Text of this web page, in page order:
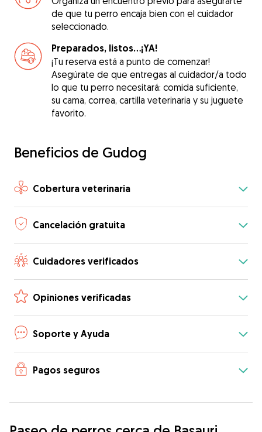
de que tu perro encaja bien con el cuidador
seleccionado.
Preparados, listos...¡YA!
¡Tu reserva está a punto de comenzar!
Asegúrate de que entregas al cuidador/a todo
lo que tu perro necesitará: comida suficiente,
su cama, correa, cartilla veterinaria y su juguete
favorito.
Beneficios de Gudog
Cobertura veterinaria
Cancelación gratuita
Cuidadores verificados
Opiniones verificadas
Soporte y Ayuda
Pagos seguros